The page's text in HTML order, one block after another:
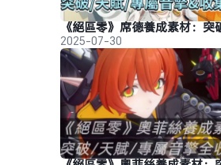
2025-07-30